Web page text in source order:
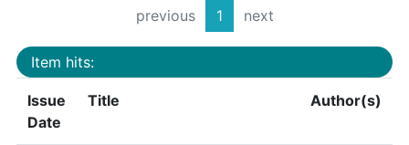
previous 1 next
Item hits:
Issue
Date
Title Author(s)